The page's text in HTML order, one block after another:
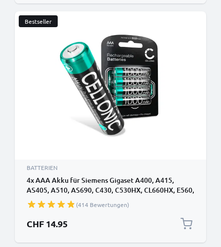
Bestseller
BATTERIEN
4x AAA Akku für Siemens Gigaset A400, A415,
AS405, A510, AS690, C430, C530HX, CL660HX, E560,
E290A 1000mAh von CELLONIC
(414 Bewertungen)
CHF 14.95